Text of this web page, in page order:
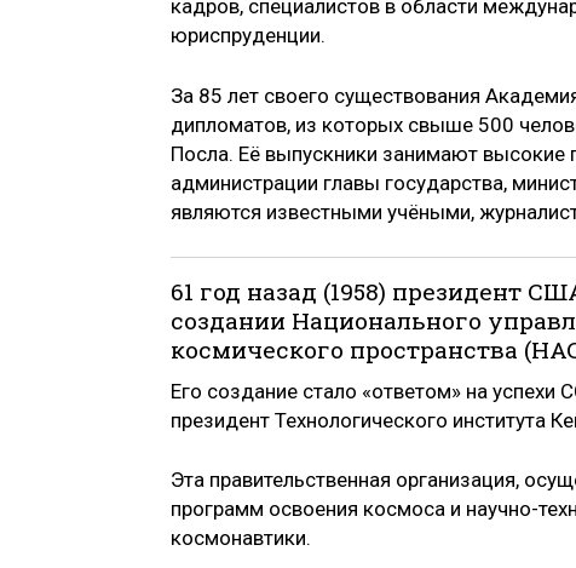
кадров, специалистов в области
юриспруденции.
За 85 лет своего существования
дипломатов, из которых свыше 500
Посла. Её выпускники занимают высокие
администрации главы государства,
являются известными учёными,
61 год назад (1958) президент
создании Национального
космического пространства
Его создание стало «ответом» на
президент Технологического института
Эта правительственная организация,
программ освоения космоса и научно-
космонавтики.